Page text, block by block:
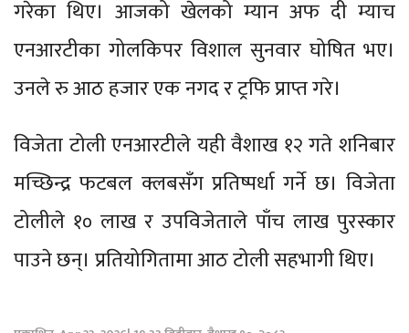
गरेका थिए। आजको खेलको म्यान अफ दी म्याच
एनआरटीका गोलकिपर विशाल सुनवार घोषित भए।
उनले रु आठ हजार एक नगद र ट्रफि प्राप्त गरे।
विजेता टोली एनआरटीले यही वैशाख १२ गते शनिबार
मच्छिन्द्र फटबल क्लबसँग प्रतिष्पर्धा गर्ने छ। विजेता
टोलीले १० लाख र उपविजेताले पाँच लाख पुरस्कार
पाउने छन्। प्रतियोगितामा आठ टोली सहभागी थिए।